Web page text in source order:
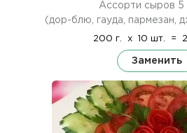
Ассорти сыров 5
(дор-блю, гауда, пармезан,
200 г. x 10 шт. =
Заменить